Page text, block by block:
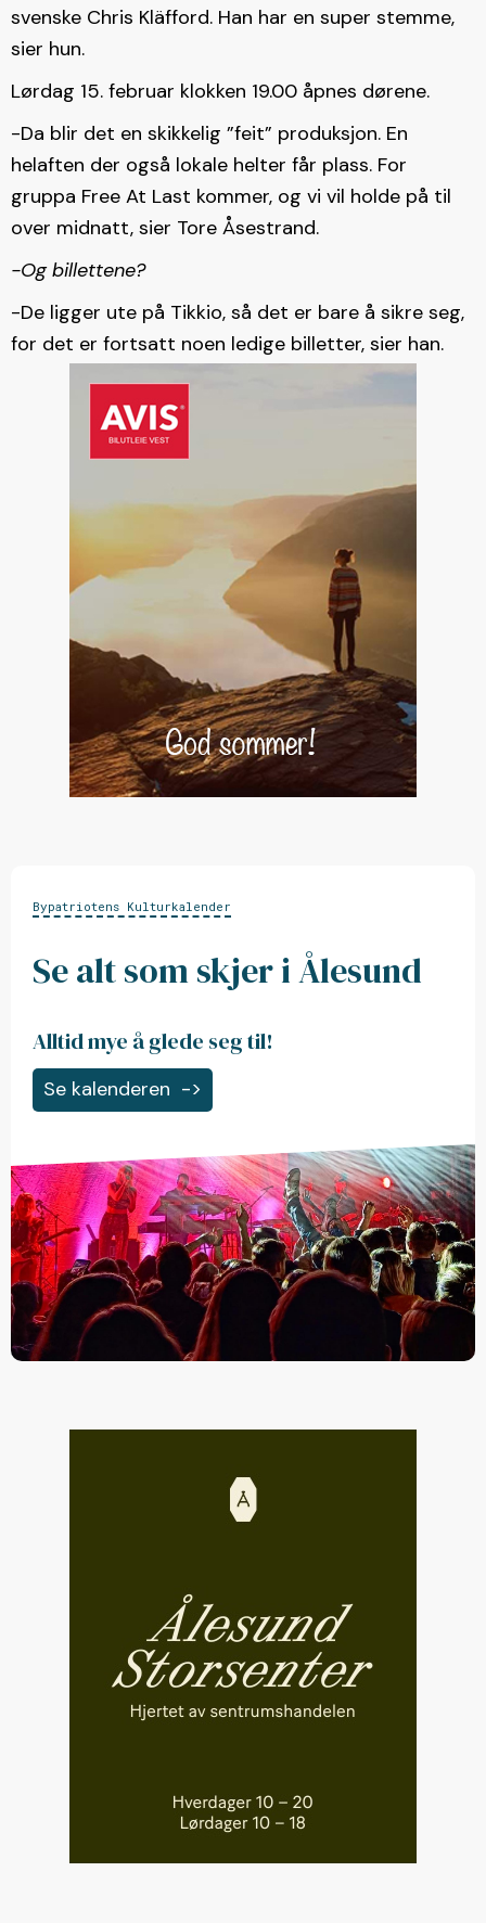
svenske Chris Kläfford. Han har en super stemme,
sier hun.
Lørdag 15. februar klokken 19.00 åpnes dørene.
-Da blir det en skikkelig ”feit” produksjon. En
helaften der også lokale helter får plass. For
gruppa Free At Last kommer, og vi vil holde på til
over midnatt, sier Tore Åsestrand.
-Og billettene?
-De ligger ute på Tikkio, så det er bare å sikre seg,
for det er fortsatt noen ledige billetter, sier han.
Bypatriotens Kulturkalender
Se alt som skjer i Ålesund
Alltid mye å glede seg til!
Se kalenderen ->